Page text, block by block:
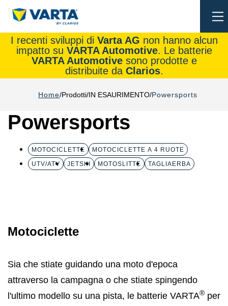
I recenti sviluppi di Varta AG non hanno alcun
impatto su VARTA Automotive. Le batterie
VARTA Automotivesono prodotte e
distribuite da Clarios.
Home Prodotti IN ESAURIMENTO Powersports
Powersports
MOTOCICLETTE
MOTOCICLETTE A 4 RUOTE
UTV/ATV
JETSKI MOTOSLITTE TAGLIAERBA
Motociclette
Sia che stiate guidando una moto d'epoca
attraverso la campagna o che stiate spingendo
l'ultimo modello su una pista, le batterie VARTA® per